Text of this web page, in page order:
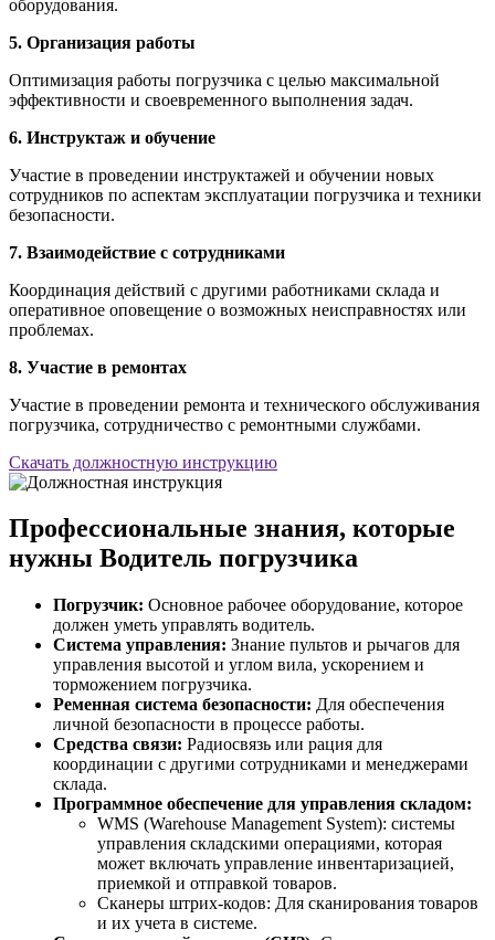
оборудования.
5. Организация работы
Оптимизация работы погрузчика с целью максимальной
эффективности и своевременного выполнения задач.
6. Инструктаж и обучение
Участие в проведении инструктажей и обучении новых
сотрудников по аспектам эксплуатации погрузчика и техники
безопасности.
7. Взаимодействие с сотрудниками
Координация действий с другими работниками склада и
оперативное оповещение о возможных неисправностях или
проблемах.
8. Участие в ремонтах
Участие в проведении ремонта и технического обслуживания
погрузчика, сотрудничество с ремонтными службами.
Скачать должностную инструкцию
Профессиональные знания, которые
нужны Водитель погрузчика
Погрузчик: Основное рабочее оборудование, которое
должен уметь управлять водитель.
Система управления: Знание пультов и рычагов для
управления высотой и углом вила, ускорением и
торможением погрузчика.
Ременная система безопасности: Для обеспечения
личной безопасности в процессе работы.
Средства связи: Радиосвязь или рация для
координации с другими сотрудниками и менеджерами
склада.
Программное обеспечение для управления складом:
WMS (Warehouse Management System): системы
управления складскими операциями, которая
может включать управление инвентаризацией,
приемкой и отправкой товаров.
Сканеры штрих-кодов: Для сканирования товаров
и их учета в системе.